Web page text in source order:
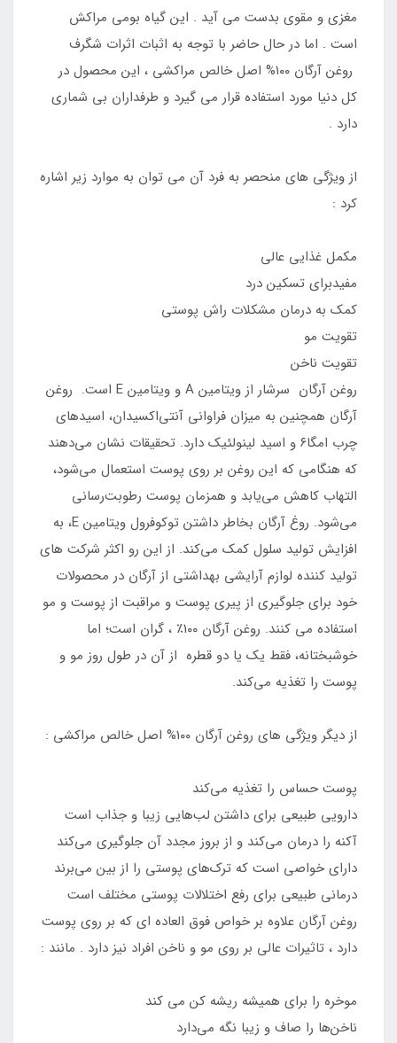
مغزی و مقوی بدست می آید . این گیاه بومی مراکش
است . اما در حال حاضر با توجه به اثبات اثرات شگرف
روغن آرگان ۱۰۰% اصل خالص مراکشی ، این محصول در
کل دنیا مورد استفاده قرار می گیرد و طرفداران بی شماری
دارد .
از ویژگی های منحصر به فرد آن می توان به موارد زیر اشاره
کرد :
مکمل غذایی عالی
مفیدبرای تسکین درد
کمک به درمان مشکلات راش پوستی
تقویت مو
تقویت ناخن
روغن آرگان سرشار از ویتامین A و ویتامین E است. روغن
آرگان همچنین به میزان فراوانی آنتی‌اکسیدان، اسیدهای
چرب امگا۶ و اسید لینولئیک دارد. تحقیقات نشان می‌دهند
که هنگامی که این روغن بر روی پوست استعمال می‌شود،
التهاب کاهش می‌یابد و همزمان پوست رطوبت‌رسانی
می‌شود. روغ آرگان بخاطر داشتن توکوفرول ویتامین E، به
افزایش تولید سلول کمک می‌کند. از این رو اکثر شرکت های
تولید کننده لوازم آرایشی بهداشتی از آرگان در محصولات
خود برای جلوگیری از پیری پوست و مراقبت از پوست و مو
استفاده می کنند. روغن آرگان ۱۰۰٪ ، گران است؛ اما
خوشبختانه، فقط یک یا دو قطره از آن در طول روز مو و
پوست را تغذیه می‌کند.
از دیگر ویژگی های روغن آرگان ۱۰۰% اصل خالص مراکشی :
پوست حساس را تغذیه می‌کند
دارویی طبیعی برای داشتن لب‌هایی زیبا و جذاب است
آکنه را درمان می‌کند و از بروز مجدد آن جلوگیری می‌کند
دارای خواصی است که ترک‌های پوستی را از بین می‌برند
درمانی طبیعی برای رفع اختلالات پوستی مختلف است
روغن آرگان علاوه بر خواص فوق العاده ای که بر روی پوست
دارد ، تاثیرات عالی بر روی مو و ناخن افراد نیز دارد . مانند :
موخره را برای همیشه ریشه کن می کند
ناخن‌ها را صاف و زیبا نگه می‌دارد